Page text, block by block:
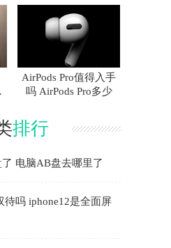
AirPods Pro值得入手
吗 AirPods Pro多少
排行
电脑AB盘去哪里了
待吗 iphone12是全面屏